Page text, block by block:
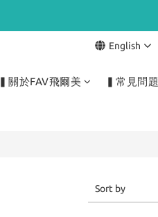
English
▍關於FAV飛爾美 ▍常見問題
Sort by